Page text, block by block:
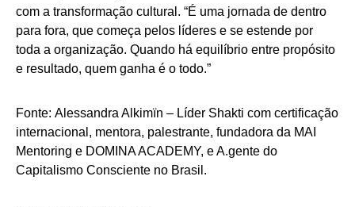
com a transformação cultural. “É uma jornada de dentro
para fora, que começa pelos líderes e se estende por
toda a organização. Quando há equilíbrio entre propósito
e resultado, quem ganha é o todo.”
Fonte: Alessandra Alkimïn – Líder Shakti com certificação
internacional, mentora, palestrante, fundadora da MAI
Mentoring e DOMINA ACADEMY, e A.gente do
Capitalismo Consciente no Brasil.